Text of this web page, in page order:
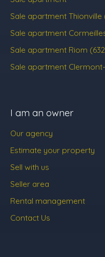
Sale apartment Thionville
Sale apartment
Sale apartment Riom
Sale apartment
I am an owner
Our agency
Estimate your property
Sell with us
Seller area
Rental management
Contact Us